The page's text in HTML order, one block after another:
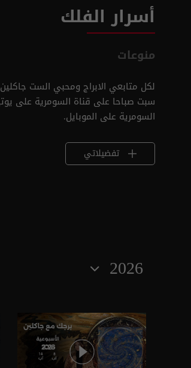
أسرار الفلك
منوعات
لكل متابعي الابراج ومحبي الست
سبت صباحا على قناة السومرية على
السومرية على الموبايل.
تفضيلاتي
2026